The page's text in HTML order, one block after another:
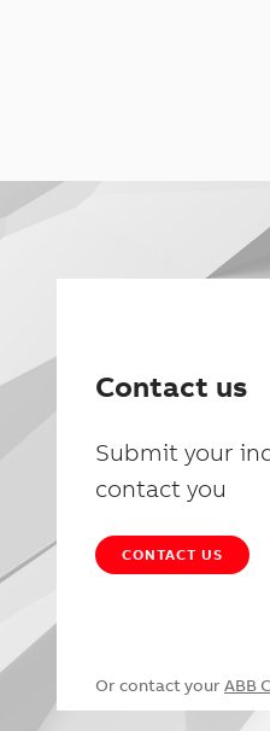
Contact us
Submit your
contact you
CONTACT US
Or contact your ABB